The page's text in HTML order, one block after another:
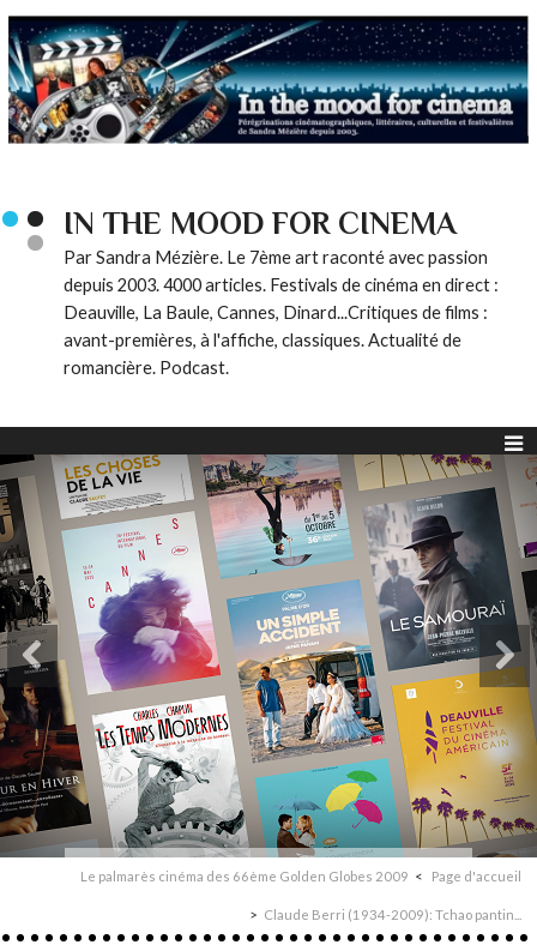
IN THE MOOD FOR CINEMA
Par Sandra Mézière. Le 7ème art raconté avec passion
depuis 2003. 4000 articles. Festivals de cinéma en direct :
Deauville, La Baule, Cannes, Dinard...Critiques de films :
avant-premières, à l'affiche, classiques. Actualité de
romancière. Podcast.
Le palmarès cinéma des 66ème Golden Globes 2009 Page d'accueil
Claude Berri (1934-2009): Tchao pantin...